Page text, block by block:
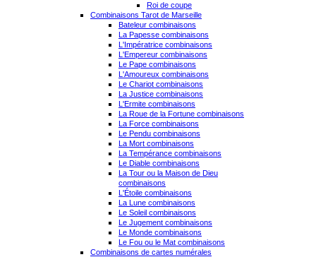
Roi de coupe
Combinaisons Tarot de Marseille
Bateleur combinaisons
La Papesse combinaisons
L'Impératrice combinaisons
L'Empereur combinaisons
Le Pape combinaisons
L'Amoureux combinaisons
Le Chariot combinaisons
La Justice combinaisons
L'Ermite combinaisons
La Roue de la Fortune combinaisons
La Force combinaisons
Le Pendu combinaisons
La Mort combinaisons
La Tempérance combinaisons
Le Diable combinaisons
La Tour ou la Maison de Dieu
combinaisons
L'Étoile combinaisons
La Lune combinaisons
Le Soleil combinaisons
Le Jugement combinaisons
Le Monde combinaisons
Le Fou ou le Mat combinaisons
Combinaisons de cartes numérales